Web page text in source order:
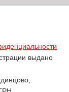
выдано